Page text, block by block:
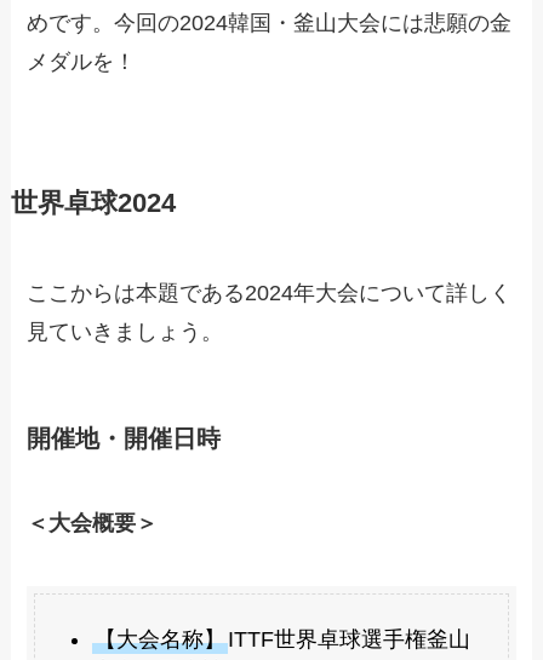
めです。今回の2024韓国・釜山大会には悲願の金
メダルを！
世界卓球2024
ここからは本題である2024年大会について詳しく
見ていきましょう。
開催地・開催日時
＜大会概要＞
【大会名称】ITTF世界卓球選手権釜山